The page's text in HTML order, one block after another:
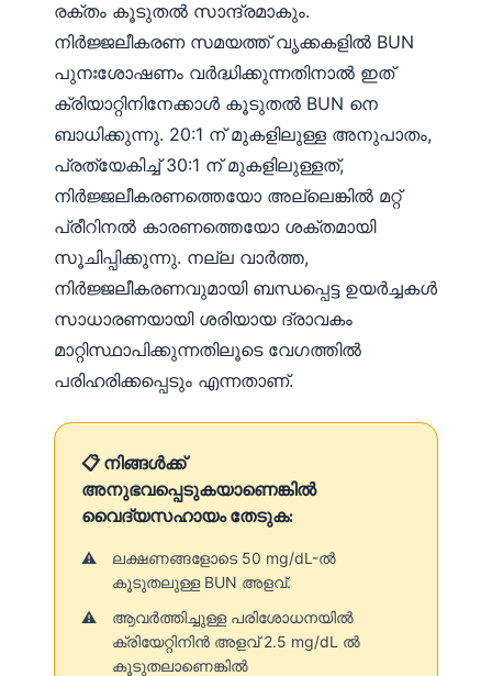
രക്തം കൂടുതൽ സാന്ദ്രമാകും.
നിർജ്ജലീകരണ സമയത്ത് വൃക്കകളിൽ BUN
പുനഃശോഷണം വർദ്ധിക്കുന്നതിനാൽ ഇത്
ക്രിയാറ്റിനിനേക്കാൾ കൂടുതൽ BUN നെ
ബാധിക്കുന്നു. 20:1 ന് മുകളിലുള്ള അനുപാതം,
പ്രത്യേകിച്ച് 30:1 ന് മുകളിലുള്ളത്,
നിർജ്ജലീകരണത്തെയോ അല്ലെങ്കിൽ മറ്റ്
പ്രീറിനൽ കാരണത്തെയോ ശക്തമായി
സൂചിപ്പിക്കുന്നു. നല്ല വാർത്ത,
നിർജ്ജലീകരണവുമായി ബന്ധപ്പെട്ട ഉയർച്ചകൾ
സാധാരണയായി ശരിയായ ദ്രാവകം
മാറ്റിസ്ഥാപിക്കുന്നതിലൂടെ വേഗത്തിൽ
പരിഹരിക്കപ്പെടും എന്നതാണ്.
📋 നിങ്ങൾക്ക്
അനുഭവപ്പെടുകയാണെങ്കിൽ
വൈദ്യസഹായം തേടുക:
ലക്ഷണങ്ങളോടെ 50 mg/dL-ൽ
കൂടുതലുള്ള BUN അളവ്.
ആവർത്തിച്ചുള്ള പരിശോധനയിൽ
ക്രിയേറ്റിനിൻ അളവ് 2.5 mg/dL ൽ
കൂടുതലാണെങ്കിൽ
Bahasa Melayu
Tiếng Việt
Tagalog
ဗမာစာ
ភាសាខ្មែរ
Kiswahili
አማርኛ
Українська
O‘zbekcha
Català
Suomi
Hrvatski
Slovenčina
كوردی‎